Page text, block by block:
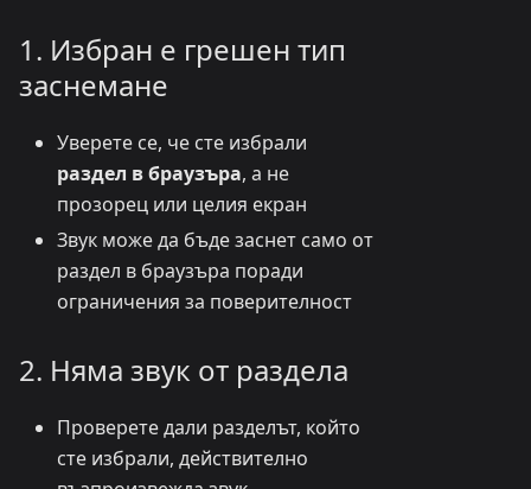
1. Избран е грешен тип
заснемане
Уверете се, че сте избрали
раздел в браузъра, а не
прозорец или целия екран
Звук може да бъде заснет само от
раздел в браузъра поради
ограничения за поверителност
2. Няма звук от раздела
Проверете дали разделът, който
сте избрали, действително